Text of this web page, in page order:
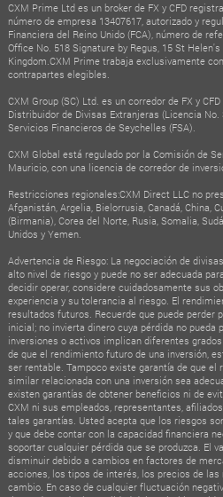
CXM Prime Ltd es un broker de FX y CFD
número de empresa 13407617, autorizado y
Financiera del Reino Unido (FCA), número de
Office No. 518 Signature by Regus, 15 St Helen's
Kingdom.CXM Prime trabaja exclusivamente
contrapartes elegibles.
CXM Group (SC) Ltd. es un corredor de FX y
Distribuidor de Divisas Extranjeras (Licencia
Servicios Financieros de Seychelles (FSA).
CXM Global está regulado por la Comisión de
Mauricio, con una licencia de corredor de
Restricciones regionales:CXM Direct LLC no
Afganistán, Argelia, Bielorrusia, Canadá, China,
(Birmania), Corea del Norte, Rusia, Somalia,
Unidos y Yemen.
Advertencia de Riesgo: La negociación de
alto nivel de riesgo y puede no ser adecuada
decidir operar, considere cuidadosamente sus
experiencia y su tolerancia al riesgo. El
resultados futuros. Recuerde que puede perder
inicial; no invierta dinero cuya pérdida no
inversiones o activos implican diferentes
de que el rendimiento futuro de una inversión,
ser rentable. Tampoco existe garantía de que
similar relacionada con una inversión sea
existen garantías de obtener beneficios ni de
CXM ni sus empleados, representantes,
tales garantías. Usted acepta que los riesgos
y que debe contar con la capacidad financiera
soportar cualquier pérdida que se produzca. El
disminuir debido a cambios en factores de
acciones, los tipos de interés, los precios de
cambio. En caso de cualquier fluctuación